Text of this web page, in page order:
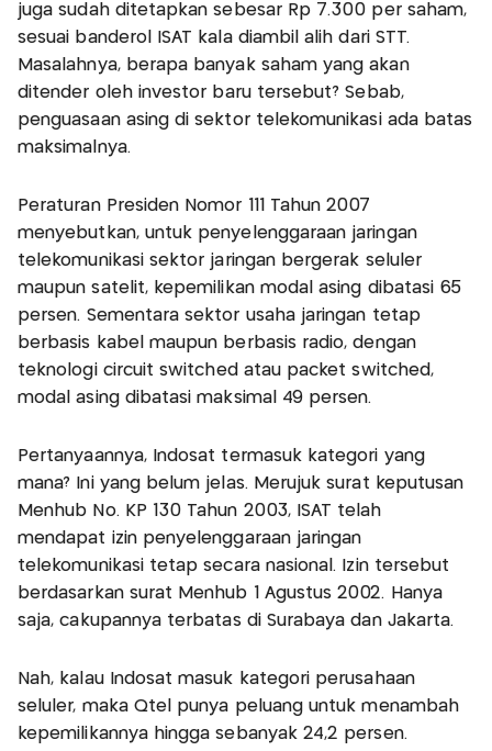
juga sudah ditetapkan sebesar Rp 7.300 per saham,
sesuai banderol ISAT kala diambil alih dari STT.
Masalahnya, berapa banyak saham yang akan
ditender oleh investor baru tersebut? Sebab,
penguasaan asing di sektor telekomunikasi ada batas
maksimalnya.
Peraturan Presiden Nomor 111 Tahun 2007
menyebutkan, untuk penyelenggaraan jaringan
telekomunikasi sektor jaringan bergerak seluler
maupun satelit, kepemilikan modal asing dibatasi 65
persen. Sementara sektor usaha jaringan tetap
berbasis kabel maupun berbasis radio, dengan
teknologi circuit switched atau packet switched,
modal asing dibatasi maksimal 49 persen.
Pertanyaannya, Indosat termasuk kategori yang
mana? Ini yang belum jelas. Merujuk surat keputusan
Menhub No. KP 130 Tahun 2003, ISAT telah
mendapat izin penyelenggaraan jaringan
telekomunikasi tetap secara nasional. Izin tersebut
berdasarkan surat Menhub 1 Agustus 2002. Hanya
saja, cakupannya terbatas di Surabaya dan Jakarta.
Nah, kalau Indosat masuk kategori perusahaan
seluler, maka Qtel punya peluang untuk menambah
kepemilikannya hingga sebanyak 24,2 persen.